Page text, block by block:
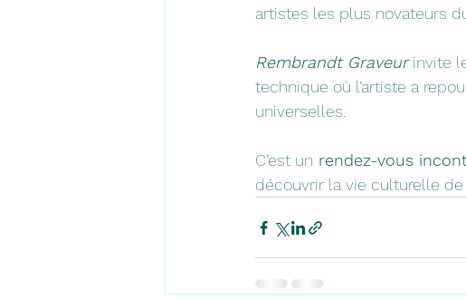
artistes les plus novateurs
Rembrandt Graveur invite
technique où l’artiste a
universelles.
C’est un rendez-vous
découvrir la vie culturelle